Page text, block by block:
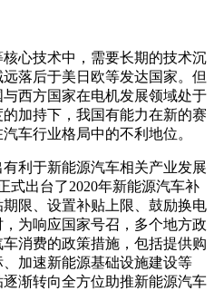
心技术中，需要长期的技术沉
落后于美日欧等发达国家。但
西方国家在电机发展领域处于
加持下，我国有能力在新的赛
车行业格局中的不利地位。
利于新能源汽车相关产业发展
式出台了2020年新能源汽车补
限、设置补贴上限、鼓励换电
为响应国家号召，多个地方政
消费的政策措施，包括提供购
加速新能源基础设施建设等
渐转向全方位助推新能源汽车